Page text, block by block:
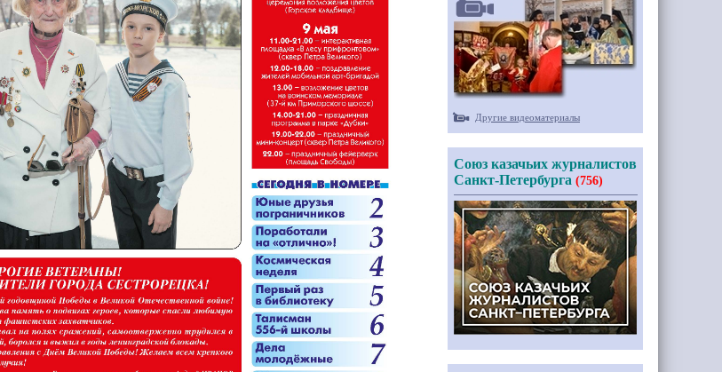
Другие видеоматериалы
Союз казачьих журналистов
Санкт-Петербурга (756)